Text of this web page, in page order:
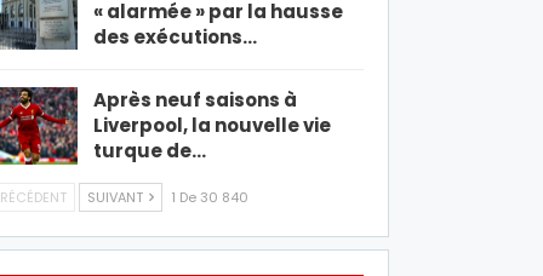
« alarmée » par la hausse
des exécutions…
Après neuf saisons à
Liverpool, la nouvelle vie
turque de…
SUIVANT 1 De 30 840